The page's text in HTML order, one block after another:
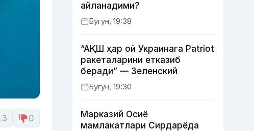
3 0
айланадими?
Бугун, 19:38
“АҚШ ҳар ой Украинага Patriot
ракеталарини етказиб
беради” — Зеленский
Бугун, 19:30
Марказий Осиё
мамлакатлари Сирдарёда